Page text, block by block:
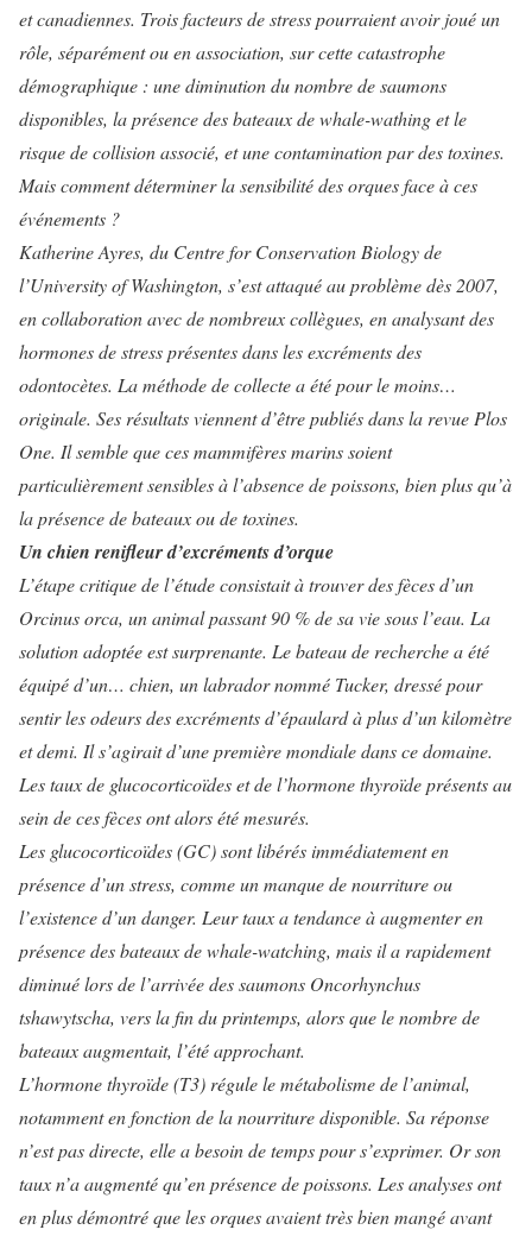
et canadiennes. Trois facteurs de stress pourraient avoir joué un
rôle, séparément ou en association, sur cette catastrophe
démographique : une diminution du nombre de saumons
disponibles, la présence des bateaux de whale-wathing et le
risque de collision associé, et une contamination par des toxines.
Mais comment déterminer la sensibilité des orques face à ces
événements ?
Katherine Ayres, du Centre for Conservation Biology de
l’University of Washington, s’est attaqué au problème dès 2007,
en collaboration avec de nombreux collègues, en analysant des
hormones de stress présentes dans les excréments des
odontocètes. La méthode de collecte a été pour le moins…
originale. Ses résultats viennent d’être publiés dans la revue Plos
One. Il semble que ces mammifères marins soient
particulièrement sensibles à l’absence de poissons, bien plus qu’à
la présence de bateaux ou de toxines.
Un chien renifleur d’excréments d’orque
L’étape critique de l’étude consistait à trouver des fèces d’un
Orcinus orca, un animal passant 90 % de sa vie sous l’eau. La
solution adoptée est surprenante. Le bateau de recherche a été
équipé d’un… chien, un labrador nommé Tucker, dressé pour
sentir les odeurs des excréments d’épaulard à plus d’un kilomètre
et demi. Il s’agirait d’une première mondiale dans ce domaine.
Les taux de glucocorticoïdes et de l’hormone thyroïde présents au
sein de ces fèces ont alors été mesurés.
Les glucocorticoïdes (GC) sont libérés immédiatement en
présence d’un stress, comme un manque de nourriture ou
l’existence d’un danger. Leur taux a tendance à augmenter en
présence des bateaux de whale-watching, mais il a rapidement
diminué lors de l’arrivée des saumons Oncorhynchus
tshawytscha, vers la fin du printemps, alors que le nombre de
bateaux augmentait, l’été approchant.
L’hormone thyroïde (T3) régule le métabolisme de l’animal,
notamment en fonction de la nourriture disponible. Sa réponse
n’est pas directe, elle a besoin de temps pour s’exprimer. Or son
taux n’a augmenté qu’en présence de poissons. Les analyses ont
en plus démontré que les orques avaient très bien mangé avant